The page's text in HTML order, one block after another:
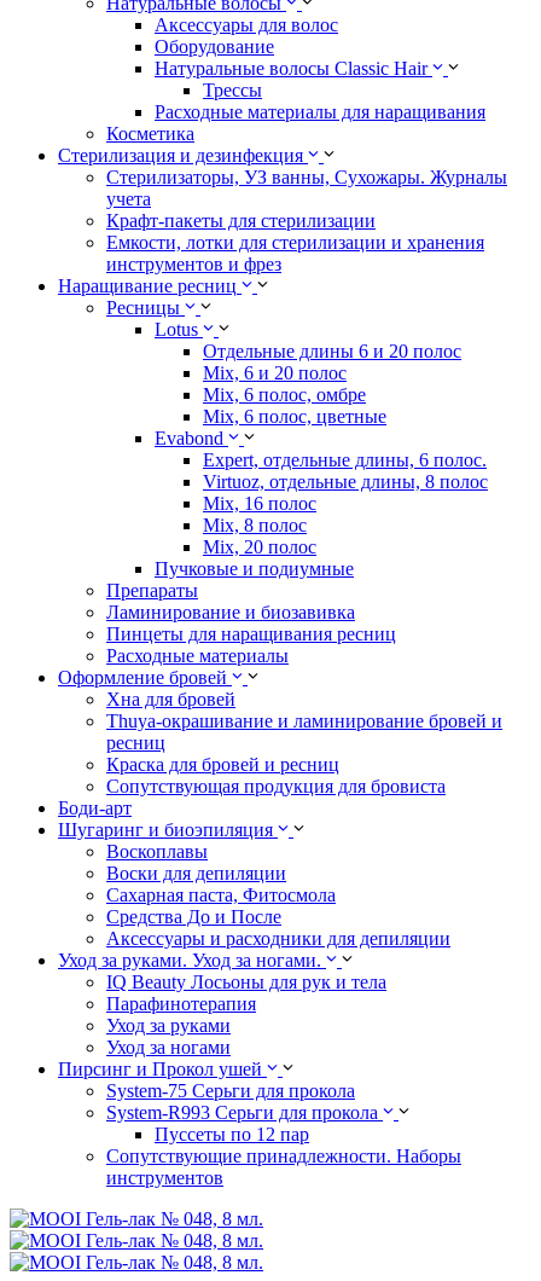
Аксессуары для волос
Оборудование
Натуральные волосы Classic Hair
Трессы
Расходные материалы для наращивания
Косметика
Стерилизация и дезинфекция
Стерилизаторы, УЗ ванны, Сухожары. Журналы
учета
Крафт-пакеты для стерилизации
Емкости, лотки для стерилизации и хранения
инструментов и фрез
Наращивание ресниц
Ресницы
Lotus
Отдельные длины 6 и 20 полос
Mix, 6 и 20 полос
Mix, 6 полос, омбре
Mix, 6 полос, цветные
Evabond
Expert, отдельные длины, 6 полос.
Virtuoz, отдельные длины, 8 полос
Mix, 16 полос
Mix, 8 полос
Mix, 20 полос
Пучковые и подиумные
Препараты
Ламинирование и биозавивка
Пинцеты для наращивания ресниц
Расходные материалы
Оформление бровей
Хна для бровей
Thuya-окрашивание и ламинирование бровей и
ресниц
Краска для бровей и ресниц
Сопутствующая продукция для бровиста
Боди-арт
Шугаринг и биоэпиляция
Воскоплавы
Воски для депиляции
Сахарная паста, Фитосмола
Средства До и После
Аксессуары и расходники для депиляции
Уход за руками. Уход за ногами.
IQ Beauty Лосьоны для рук и тела
Парафинотерапия
Уход за руками
Уход за ногами
Пирсинг и Прокол ушей
System-75 Серьги для прокола
System-R993 Серьги для прокола
Пуссеты по 12 пар
Cопутствующие принадлежности. Наборы
инструментов